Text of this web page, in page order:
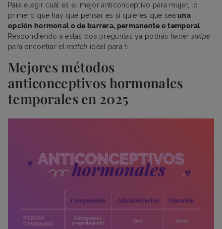
Para elegir cuál es el mejor anticonceptivo para mujer, lo
primero que hay que pensar es si quieres que sea una
opción hormonal o de barrera, permanente o temporal
Respondiendo a estas dos preguntas ya podrás hacer swipe
para encontrar elmatch ideal para ti.
Mejores métodos
anticonceptivos hormonales
temporales en 2025